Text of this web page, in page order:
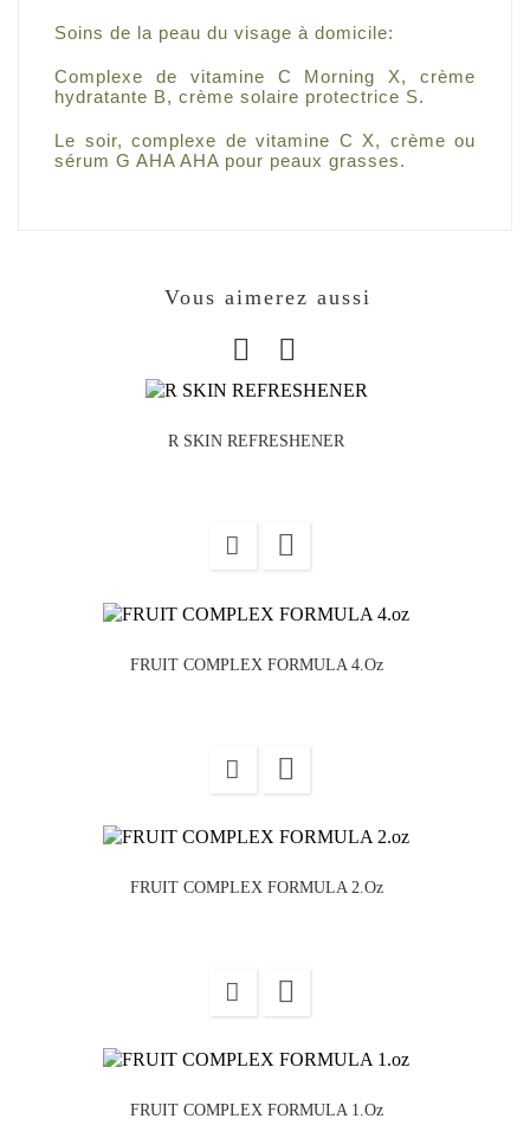
Soins de la peau du visage à domicile:
Complexe de vitamine C Morning X, crème
hydratante B, crème solaire protectrice S.
Le soir, complexe de vitamine C X, crème ou
sérum G AHA AHA pour peaux grasses.
Vous aimerez aussi
R SKIN REFRESHENER

FRUIT COMPLEX FORMULA 4.oz

FRUIT COMPLEX FORMULA 2.oz

FRUIT COMPLEX FORMULA 1.oz